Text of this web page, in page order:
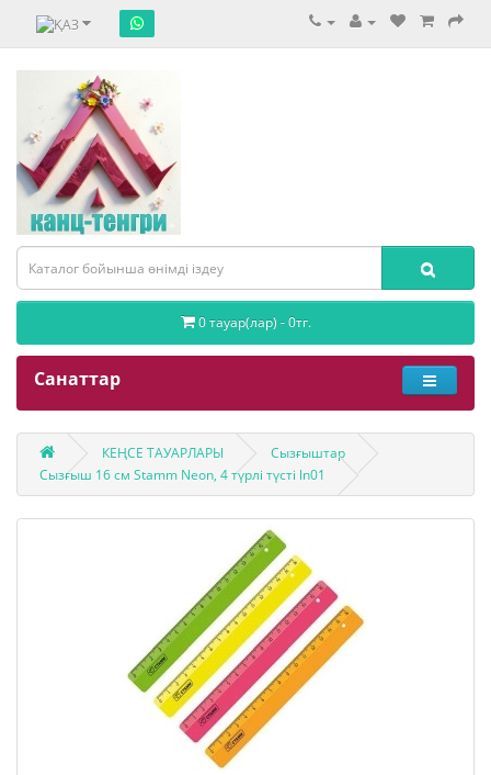
0 тауар(лар) - 0тг.
Санаттар
КЕҢСЕ ТАУАРЛАРЫ
Сызғыштар
Сызғыш 16 см Stamm Neon, 4 түрлі түсті ln01